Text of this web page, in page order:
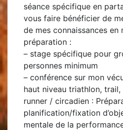
séance spécifique en
vous faire bénéficier de
de mes connaissances en
préparation :
– stage spécifique pour
personnes minimum
– conférence sur mon
haut niveau triathlon,
runner / circadien :
planification/fixation
mentale de la